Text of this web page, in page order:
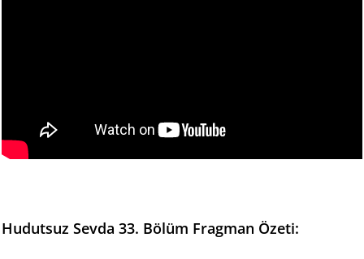
Hudutsuz Sevda 33. Bölüm Fragman Özeti: